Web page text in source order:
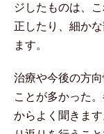
ジしたものは、
正したり、細か
ます。
治療や今後の方
ことが多かった
からよく聞きま